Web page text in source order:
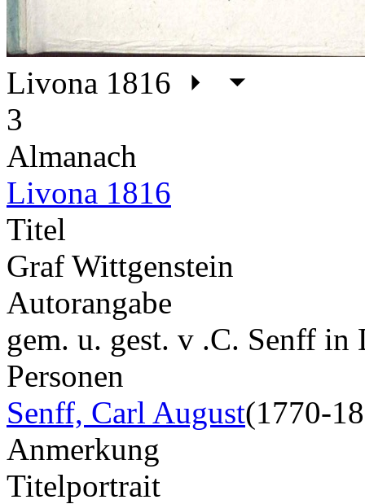
Livona 1816
3
Almanach
Livona 1816
Titel
Graf Wittgenstein
Autorangabe
gem. u. gest. v .C. Senff in
Personen
Senff, Carl August(1770-
Anmerkung
Titelportrait